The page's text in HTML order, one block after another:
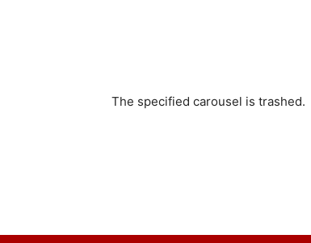
The specified carousel is trashed.